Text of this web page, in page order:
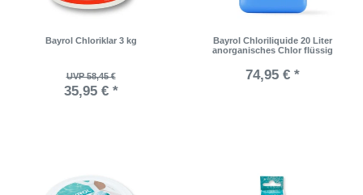
Bayrol Chloriklar 3 kg
UVP 58,45 €
35,95 € *
Bayrol Chloriliquide 20 Liter
anorganisches Chlor flüssig
74,95 € *